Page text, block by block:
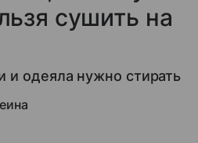
сушить на
и одеяла нужно стирать